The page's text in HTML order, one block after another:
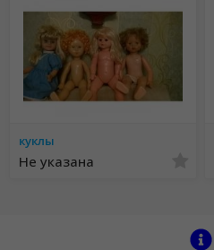
куклы
Не указана